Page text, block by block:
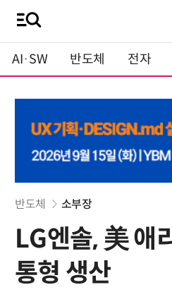
AI·SW 반도체 전자
반도체 소부장
LG엔솔, 美 애
통형 생산